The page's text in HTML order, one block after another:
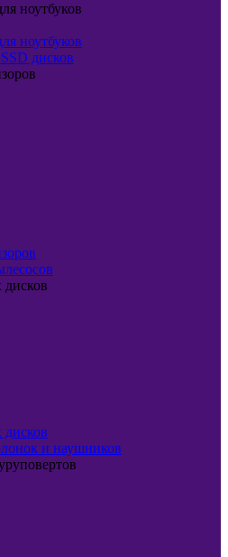
ноутбуков
ноутбуков
дисков
и наушников